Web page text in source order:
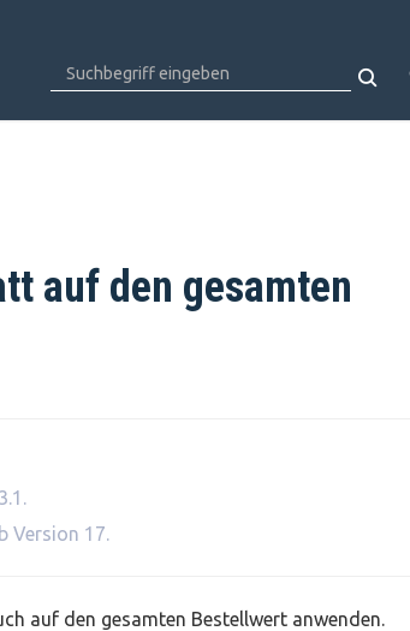
auf den gesamten
Version 17.
auf den gesamten Bestellwert anwenden.